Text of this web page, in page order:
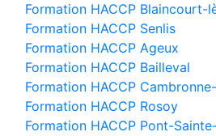
Formation HACCP Blaincourt-
Formation HACCP Senlis
Formation HACCP Ageux
Formation HACCP Bailleval
Formation HACCP
Formation HACCP Rosoy
Formation HACCP Pont-